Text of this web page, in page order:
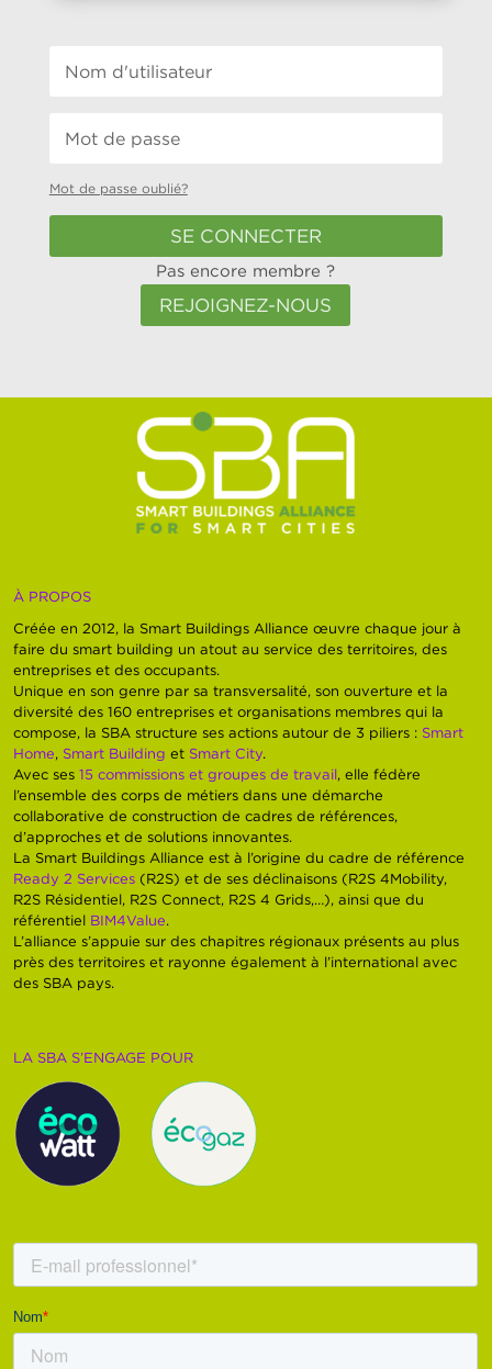
Mot de passe oublié?
SE CONNECTER
Pas encore membre ?
REJOIGNEZ-NOUS
À PROPOS
Créée en 2012, la Smart Buildings Alliance œuvre chaque jour à
faire du smart building un atout au service des territoires, des
entreprises et des occupants.
Unique en son genre par sa transversalité, son ouverture et la
diversité des 160 entreprises et organisations membres qui la
compose, la SBA structure ses actions autour de 3 piliers : Smart
Home, Smart Building et Smart City.
Avec ses15 commissions et groupes de travail, elle fédère
l’ensemble des corps de métiers dans une démarche
collaborative de construction de cadres de références,
d’approches et de solutions innovantes.
La Smart Buildings Alliance est à l’origine du cadre de référence
Ready 2 Services (R2S) et de ses déclinaisons (R2S 4Mobility,
R2S Résidentiel, R2S Connect, R2S 4 Grids,…), ainsi que du
référentiel BIM4Value.
L’alliance s’appuie sur des chapitres régionaux présents au plus
près des territoires et rayonne également à l’international avec
des SBA pays.
LA SBA S’ENGAGE POUR